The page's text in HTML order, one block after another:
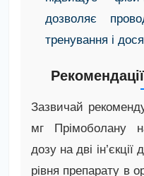
дозволяє
тренування і
Зазвичай
мг Прімоболану
дозу на дві
рівня препарату в